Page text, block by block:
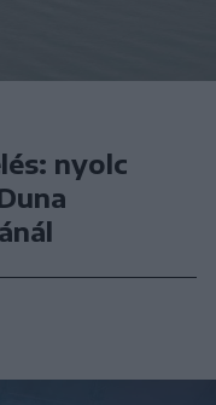
nyolc